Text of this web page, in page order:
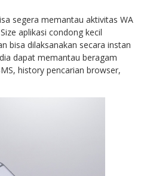
segera memantau aktivitas WA
aplikasi condong kecil
bisa dilaksanakan secara instan
dapat memantau beragam
history pencarian browser,